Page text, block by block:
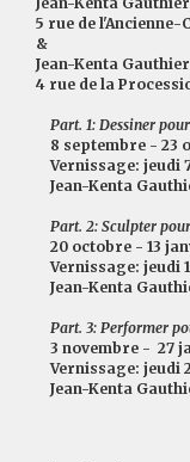
5 rue de l'Ancienne-
&
Jean-Kenta
4 rue de la
Part. 1: Dessiner
8 septembre - 23
Vernissage: jeudi
Jean-Kenta
Part. 2: Sculpter
20 octobre - 13
Vernissage: jeudi
Jean-Kenta
Part. 3: Performer
3 novembre - 27
Vernissage: jeudi
Jean-Kenta